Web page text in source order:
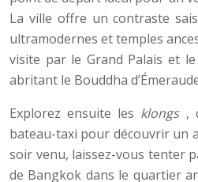
La ville offre un contraste
ultramodernes et temples
visite par le Grand Palais et
abritant le Bouddha
Explorez ensuite les klongs ,
bateau-taxi pour découvrir un
soir venu, laissez-vous tenter
de Bangkok dans le quartier